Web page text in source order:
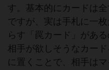
す。基本的にカードは
ですが、実は手札に一
らす「罠カード」があ
相手が欲しそうなカー
に置くことで、相手は